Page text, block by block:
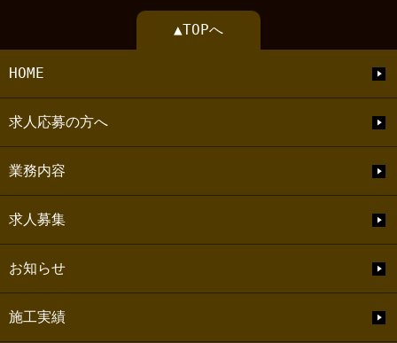
▲TOPへ
HOME
求人応募の方へ
業務内容
求人募集
お知らせ
施工実績